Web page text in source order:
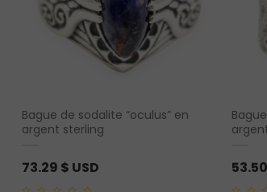
Bague de sodalite “oculus” en
argent sterling
73.29 $ USD 53.50